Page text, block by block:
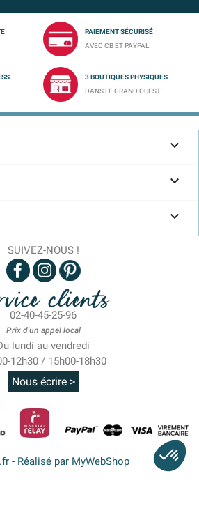
PAIEMENT SÉCURISÉ
AVEC CB ET PAYPAL
3 BOUTIQUES PHYSIQUES
DANS LE GRAND OUEST



SUIVEZ-NOUS !
clients
02-40-45-25-96
Prix d'un appel local
lundi au vendredi
12h30 / 15h00-18h30
Nous écrire >
- Réalisé par MyWebShop